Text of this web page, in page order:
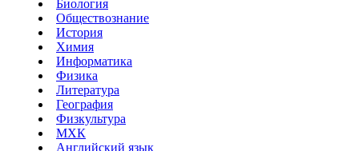
Биология
Обществознание
История
Химия
Информатика
Физика
Литература
География
Физкультура
МХК
Английский язык